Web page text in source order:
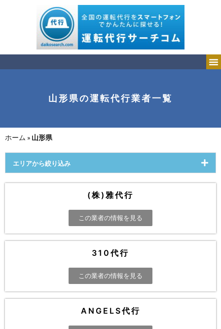
山形県の運転代行業者一覧
ホーム » 山形県
エリアから絞り込み
(株)雅代行
この業者の情報を見る
310代行
この業者の情報を見る
ANGELS代行